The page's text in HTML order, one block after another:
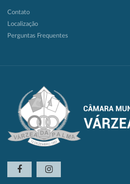
Contato
Localização
Perguntas Frequentes